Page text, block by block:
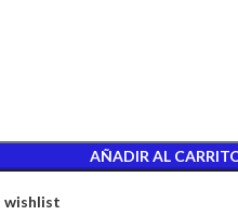
AÑADIR AL
wishlist